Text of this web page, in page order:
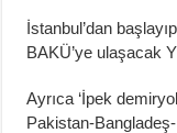
İstanbul’dan
BAKÜ’ye ulaşacak
Ayrıca ‘İpek
Pakistan-